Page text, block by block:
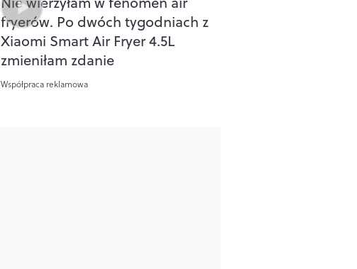
fryerów. Po dwóch tygodniach z
Xiaomi Smart Air Fryer 4.5L
zmieniłam zdanie
Współpraca reklamowa